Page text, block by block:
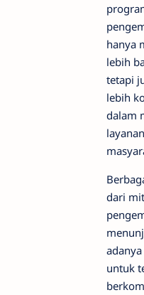
hanya
lebih
tetapi
lebih
dalam
dari
untuk